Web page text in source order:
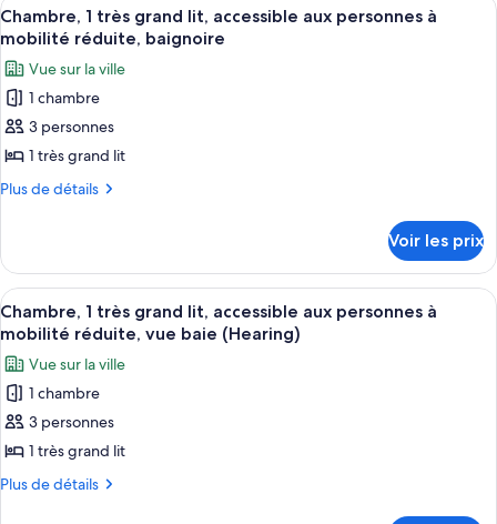
Hearing)
très
grand
lit
de
chambre
très
grand
lit
toutes
les
photos
pour
ce
type
de
1
très
grand
lit,
accessible
aux
personnes
à
mobilité
réduite,
3
Chambre, 1 très grand lit, accessible aux personnes à
mobilité réduite, baignoire
Vue sur la ville
1 chambre
3 personnes
1 très grand lit
Plus de détails
Plus
le
type
de
chambre
très
grand
lit,
accessible
personnes
Voir les prix
Afficher
toutes
les
photos
pour
ce
type
de
Une chambre d’hôtel avec un
3
Chambre, 1 très grand lit, accessible aux personnes à
mobilité réduite, vue baie (Hearing)
Vue sur la ville
1 chambre
3 personnes
1 très grand lit
Plus de détails
Plus